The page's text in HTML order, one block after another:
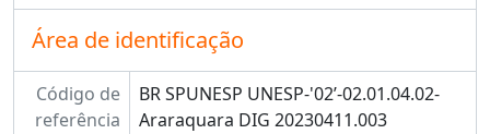
Área de identificação
Código de
referência
BR SPUNESP UNESP-'02’-02.01.04.02-
Araraquara DIG 20230411.003